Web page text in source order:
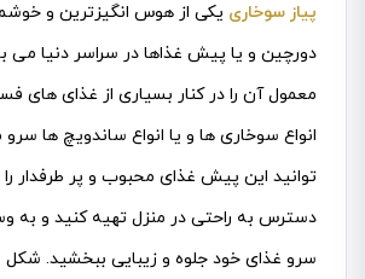
پیاز سوخاری یکی از هوس انگیزترین و
دورچین و یا پیش غذاها در سراسر دنیا می
معمول آن را در کنار بسیاری از غذای
انواع سوخاری ها و یا انواع ساندویچ ها
توانید این پیش غذای محبوب و پر طرفدار را
دسترس به راحتی در منزل تهیه کنید و به
سرو غذای خود جلوه و زیبایی ببخشید. شکل